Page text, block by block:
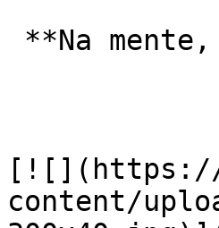
[![](https://
content/